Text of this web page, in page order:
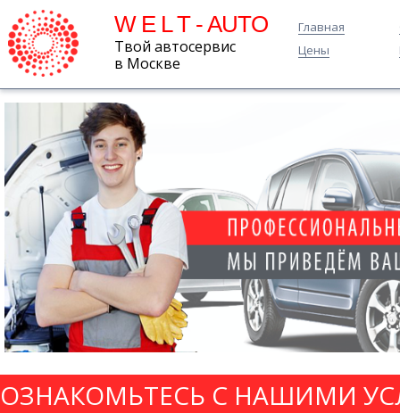
W E L T - AUTO
Твой автосервис
в Москве
Главная
Цены
ОЗНАКОМЬТЕСЬ С НАШИМИ